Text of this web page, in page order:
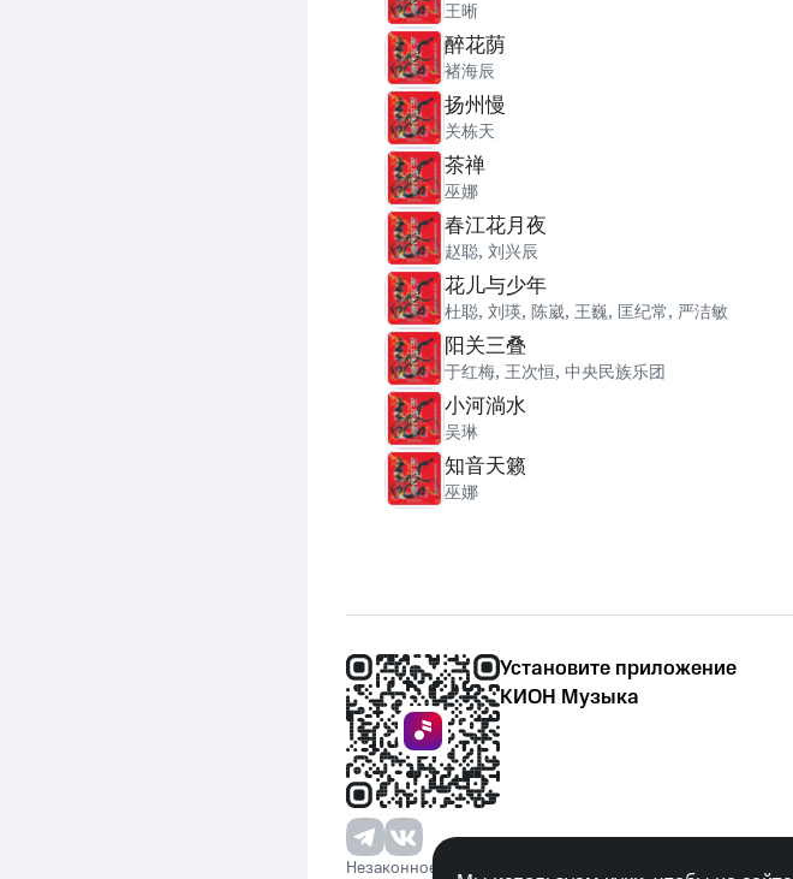
王晰
醉花荫
褚海辰
扬州慢
关栋天
茶禅
巫娜
春江花月夜
赵聪, 刘兴辰
花儿与少年
杜聪, 刘瑛, 陈崴, 王巍, 匡纪常, 严洁敏
阳关三叠
于红梅, 王次恒, 中央民族乐团
小河淌水
吴琳
知音天籁
巫娜
Установите приложение
КИОН Музыка
Незаконное потребление наркотических средств,